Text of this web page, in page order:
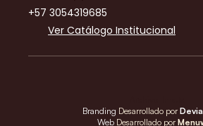
+57 3054319685
Ver Catálogo Institucional
Branding Desarrollado por
Web Desarrollado por